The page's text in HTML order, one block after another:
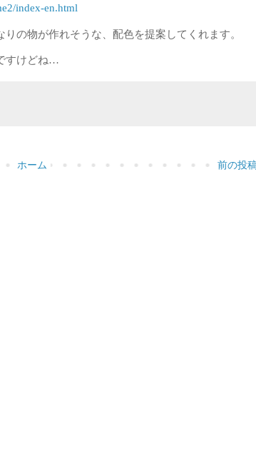
index-en.html
の物が作れそうな、配色を提案してくれます。
すけどね…
前の投
ホーム